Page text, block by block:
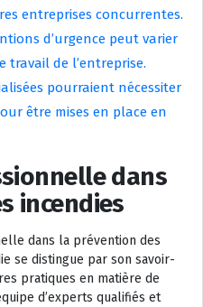
entreprises concurrentes.
d’urgence peut varier
travail de l’entreprise.
pourraient nécessiter
être mises en place en
dans
incendies
dans la prévention des
se distingue par son savoir-
pratiques en matière de
d’experts qualifiés et